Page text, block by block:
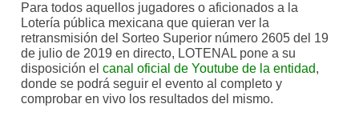
Para todos aquellos jugadores o aficionados a la
Lotería pública mexicana que quieran ver la
retransmisión del Sorteo Superior número 2605 del 19
de julio de 2019 en directo, LOTENAL pone a su
disposición elcanal oficial de Youtube de la entidad,
donde se podrá seguir el evento al completo y
comprobar en vivo los resultados del mismo.